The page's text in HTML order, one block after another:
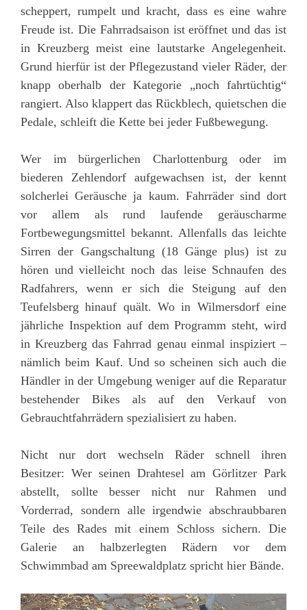
scheppert, rumpelt und kracht, dass es eine wahre
Freude ist. Die Fahrradsaison ist eröffnet und das ist
in Kreuzberg meist eine lautstarke Angelegenheit.
Grund hierfür ist der Pflegezustand vieler Räder, der
knapp oberhalb der Kategorie „noch fahrtüchtig“
rangiert. Also klappert das Rückblech, quietschen die
Pedale, schleift die Kette bei jeder Fußbewegung.
Wer im bürgerlichen Charlottenburg oder im
biederen Zehlendorf aufgewachsen ist, der kennt
solcherlei Geräusche ja kaum. Fahrräder sind dort
vor allem als rund laufende geräuscharme
Fortbewegungsmittel bekannt. Allenfalls das leichte
Sirren der Gangschaltung (18 Gänge plus) ist zu
hören und vielleicht noch das leise Schnaufen des
Radfahrers, wenn er sich die Steigung auf den
Teufelsberg hinauf quält. Wo in Wilmersdorf eine
jährliche Inspektion auf dem Programm steht, wird
in Kreuzberg das Fahrrad genau einmal inspiziert –
nämlich beim Kauf. Und so scheinen sich auch die
Händler in der Umgebung weniger auf die Reparatur
bestehender Bikes als auf den Verkauf von
Gebrauchtfahrrädern spezialisiert zu haben.
Nicht nur dort wechseln Räder schnell ihren
Besitzer: Wer seinen Drahtesel am Görlitzer Park
abstellt, sollte besser nicht nur Rahmen und
Vorderrad, sondern alle irgendwie abschraubbaren
Teile des Rades mit einem Schloss sichern. Die
Galerie an halbzerlegten Rädern vor dem
Schwimmbad am Spreewaldplatz spricht hier Bände.